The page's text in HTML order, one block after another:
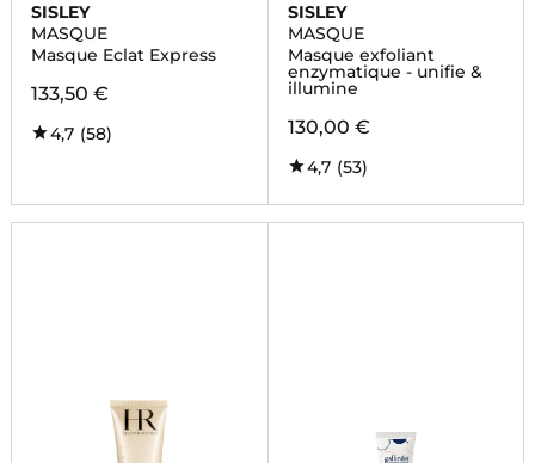
SISLEY
MASQUE
Masque Eclat Express
133,50 €
4,7 (58)
SISLEY
MASQUE
Masque exfoliant
enzymatique - unifie &
illumine
130,00 €
4,7 (53)